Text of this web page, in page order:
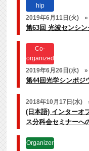
hip
2019年6月11日(火)
»
第63回 光波センシ
Co-
organized
2019年6月26日(水)
»
第44回光学シンポジ
2018年10月17日(水)
(日本語) インターオ
ス分科会セミナーへ
Organizer